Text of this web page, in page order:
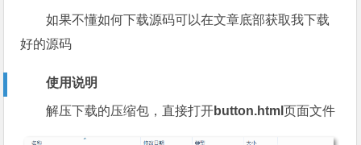
如果不懂如何下载源码可以在文章底部获取我下载
好的源码
使用说明
解压下载的压缩包，直接打开button.html页面文件